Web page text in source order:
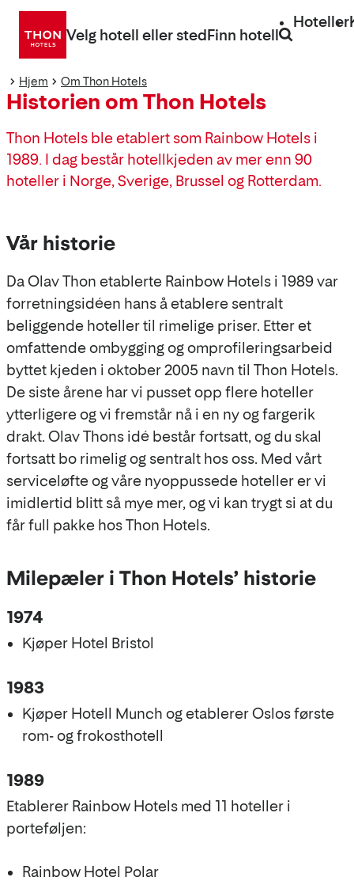
Gå
direkte
Velg hotell eller stedFinn hotell
Hoteller
Hjem Om Thon Hotels
Historien om Thon Hotels
Thon Hotels ble etablert som Rainbow Hotels i
1989. I dag består hotellkjeden av mer enn 90
hoteller i Norge, Sverige, Brussel og Rotterdam.
Vår historie
Da Olav Thon etablerte Rainbow Hotels i 1989 var
forretningsidéen hans å etablere sentralt
beliggende hoteller til rimelige priser. Etter et
omfattende ombygging og omprofileringsarbeid
byttet kjeden i oktober 2005 navn til Thon Hotels.
De siste årene har vi pusset opp flere hoteller
ytterligere og vi fremstår nå i en ny og fargerik
drakt. Olav Thons idé består fortsatt, og du skal
fortsatt bo rimelig og sentralt hos oss. Med vårt
serviceløfte og våre nyoppussede hoteller er vi
imidlertid blitt så mye mer, og vi kan trygt si at du
får full pakke hos Thon Hotels.
Milepæler i Thon Hotels’ historie
1974
Kjøper Hotel Bristol
1983
Kjøper Hotell Munch og etablerer Oslos første
rom- og frokosthotell
1989
Etablerer Rainbow Hotels med 11 hoteller i
porteføljen:
Rainbow Hotel Polar